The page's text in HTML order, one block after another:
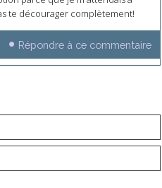
te décourager complètement!
Répondre à ce commentaire